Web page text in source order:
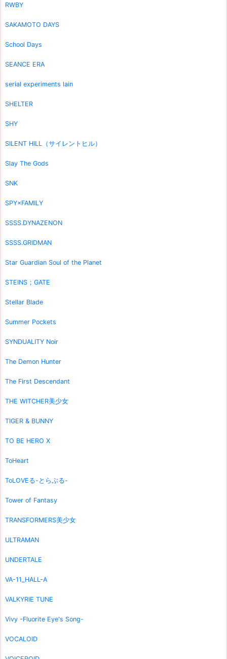
RWBY
SAKAMOTO DAYS
School Days
SEANCE ERA
serial experiments lain
SHELTER
SHY
SILENT HILL（サイレントヒル）
Slay The Gods
SNK
SPY×FAMILY
SSSS.DYNAZENON
SSSS.GRIDMAN
Star Guardian Soul of the Planet
STEINS；GATE
Stellar Blade
Summer Pockets
SYNDUALITY Noir
The Demon Hunter
The First Descendant
THE WITCHER美少女
TIGER & BUNNY
TO BE HERO X
ToHeart
ToLOVEる-とらぶる-
Tower of Fantasy
TRANSFORMERS美少女
ULTRAMAN
UNDERTALE
VA-11_HALL-A
VALKYRIE TUNE
Vivy -Fluorite Eye's Song-
VOCALOID